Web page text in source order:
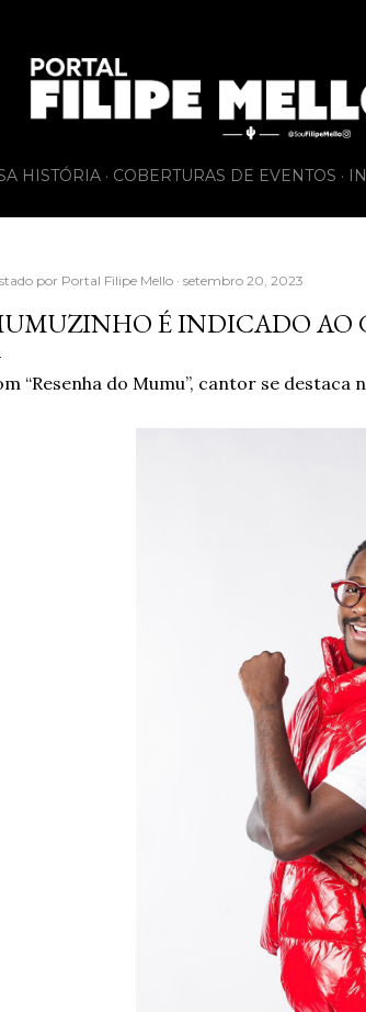
HISTÓRIA COBERTURAS DE EVENTOS
por Portal Filipe Mello setembro 20, 2023
É INDICADO AO
“Resenha do Mumu”, cantor se